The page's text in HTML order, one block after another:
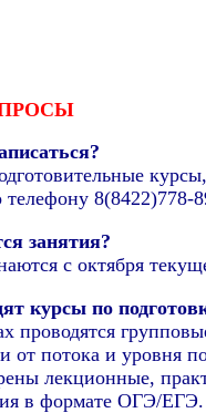
телефону
занятия?
с октября
курсы по
проводятся
от потока и уровня
лекционные,
в формате ОГЭ/ЕГЭ.